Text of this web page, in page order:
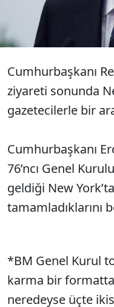
marketi
Cumhurbaşkanı
ziyareti sonunda
gazetecilerle bir
Cumhurbaşkanı
76’ncı Genel
geldiği New
tamamladıklarını
*BM Genel Kurul
karma bir
neredeyse üçte